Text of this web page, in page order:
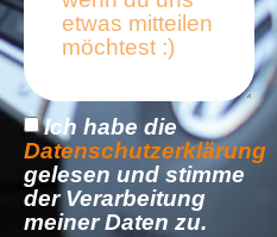
Ich habe die
Datenschutzerklärung
gelesen und stimme
der Verarbeitung
meiner Daten zu.